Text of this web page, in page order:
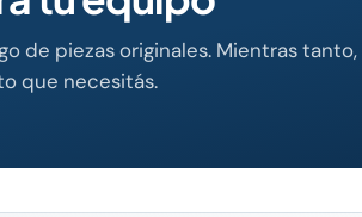
de piezas originales. Mientras
que necesitás.